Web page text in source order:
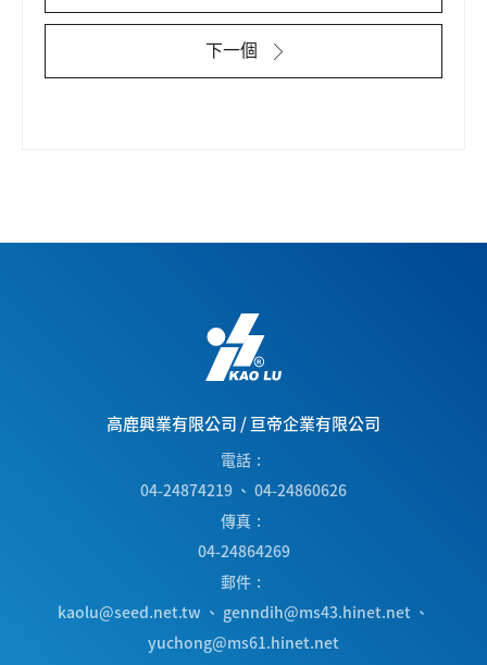
下一個
高鹿興業有限公司 /亘帝企業有限公司
電話
04-24874219 、 04-24860626
傳真
04-24864269
郵件
kaolu@seed.net.tw 、 genndih@ms43.hinet.net 、
yuchong@ms61.hinet.net